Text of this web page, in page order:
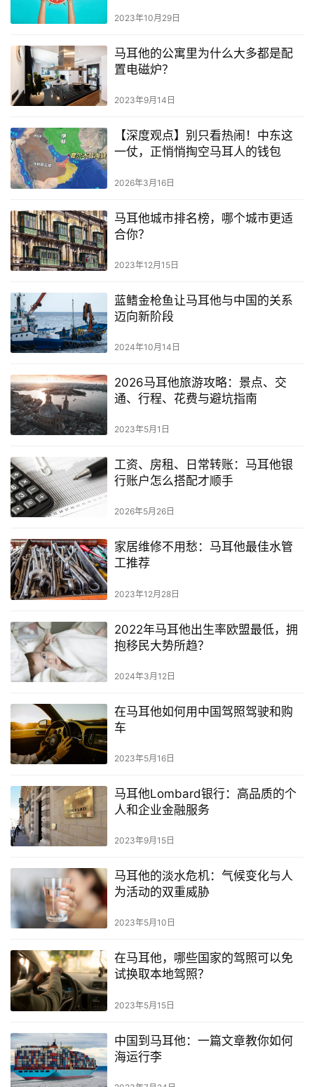
2023年10月29日
马耳他的公寓里为什么大多都是配
置电磁炉？
2023年9月14日
【深度观点】别只看热闹！中东这
一仗，正悄悄掏空马耳人的钱包
2026年3月16日
马耳他城市排名榜，哪个城市更适
合你？
2023年12月15日
蓝鳍金枪鱼让马耳他与中国的关系
迈向新阶段
2024年10月14日
2026马耳他旅游攻略：景点、交
通、行程、花费与避坑指南
2023年5月1日
工资、房租、日常转账：马耳他银
行账户怎么搭配才顺手
2026年5月26日
家居维修不用愁：马耳他最佳水管
工推荐
2023年12月28日
2022年马耳他出生率欧盟最低，拥
抱移民大势所趋？
2024年3月12日
在马耳他如何用中国驾照驾驶和购
车
2023年5月16日
马耳他Lombard银行：高品质的个
人和企业金融服务
2023年9月15日
马耳他的淡水危机：气候变化与人
为活动的双重威胁
2023年5月10日
在马耳他，哪些国家的驾照可以免
试换取本地驾照？
2023年5月15日
中国到马耳他：一篇文章教你如何
海运行李